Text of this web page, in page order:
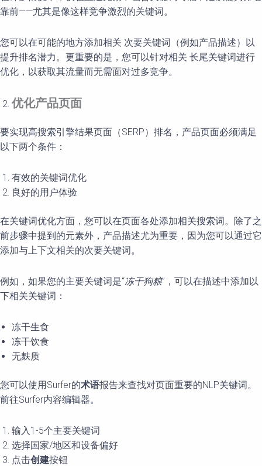
靠前——尤其是像这样竞争激烈的关键词。
您可以在可能的地方添加相关 次要关键词（例如产品描述）以
提升排名潜力。更重要的是，您可以针对相关 长尾关键词进行
优化，以获取其流量而无需面对过多竞争。
优化产品页面
要实现高搜索引擎结果页面（SERP）排名，产品页面必须满足
以下两个条件：
有效的关键词优化
良好的用户体验
在关键词优化方面，您可以在页面各处添加相关搜索词。除了之
前步骤中提到的元素外，产品描述尤为重要，因为您可以通过它
添加与上下文相关的次要关键词。
例如，如果您的主要关键词是“冻干狗粮”，可以在描述中添加以
下相关关键词：
冻干生食
冻干饮食
无麸质
您可以使用Surfer的术语报告来查找对页面重要的NLP关键词。
前往Surfer内容编辑器。
输入1-5个主要关键词
选择国家/地区和设备偏好
点击创建按钮